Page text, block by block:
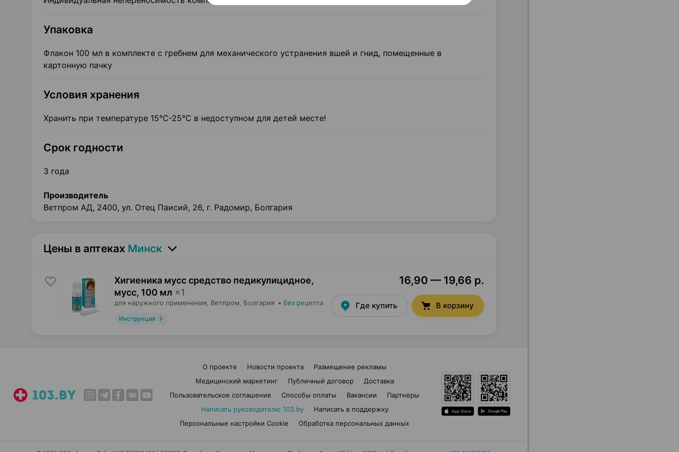
Упаковка
Флакон 100 мл в комплекте с гребнем для механического устранения вшей и гнид, помещенные в
картонную пачку
Условия хранения
Хранить при температуре 15°С-25°С в недоступном для детей месте!
Срок годности
3 года
Производитель
Ветпром АД, 2400, ул. Отец Паисий, 26, г. Радомир, Болгария
Цены в аптеках Минск
Хигиеника мусс средство педикулицидное,
мусс, 100 мл ×1
для наружного применения, Ветпром , Болгария • без рецепта
Инструкция
16,90 — 19,66 р.
Где купить В корзину
О проекте Новости проекта
Размещение рекламы
Медицинский маркетинг
Публичный договор
Доставка
Пользовательское соглашение
Способы оплаты Вакансии
Партнеры
Написать руководителю 103.by
Написать в поддержку
Персональные настройки Cookie
Обработка персональных данных